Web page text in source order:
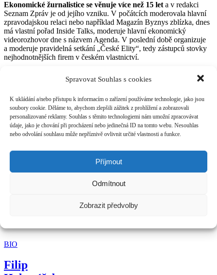
Spravovat Souhlas s cookies
K ukládání a/nebo přístupu k informacím o zařízení používáme technologie, jako jsou
soubory cookie. Děláme to, abychom zlepšili zážitek z prohlížení a zobrazovali
personalizované reklamy. Souhlas s těmito technologiemi nám umožní zpracovávat
údaje, jako je chování při procházení nebo jedinečná ID na tomto webu. Nesouhlas
nebo odvolání souhlasu může nepříznivě ovlivnit určité vlastnosti a funkce.
Příjmout
Odmítnout
Zobrazit předvolby
Ekonomické žurnalistice se věnuje více než 15 let a v redakci
Seznam Zpráv je od jejího vzniku. V počátcích moderovala hlavní
zpravodajskou relaci nebo například Magazín Byznys zblízka, dnes
má vlastní pořad Inside Talks, moderuje hlavní ekonomický
videorozhovor dne s názvem Agenda. V poslední době organizuje
a moderuje pravidelná setkání „České Elity“, tedy zástupců stovky
nejhodnotnějších firem v českém vlastnictví.
„posbírala“ pohádky svých novinářských kolegů.
Přednášející, na které se můžete těšit
Spoluzakladatel a jednatel, 4poradci
BIO
Filip